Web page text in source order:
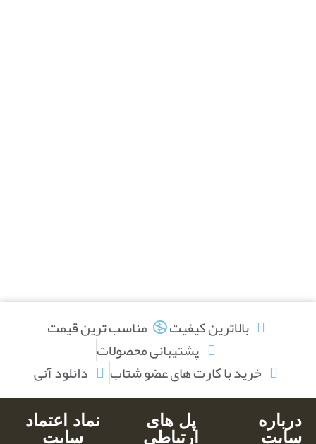
بالاترین کیفیت
مناسب ترین قیمت
پشتیبانی محصولات
خرید با کارت های عضو شتاب
دانلود آنی
درباره
سایت
پل های
ارتباطی
نماد اعتماد
سایت